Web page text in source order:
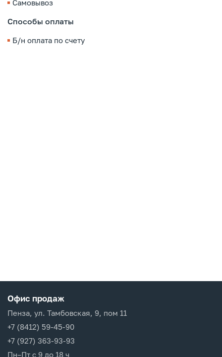
Самовывоз
Способы оплаты
Б/н оплата по счету
Офис продаж
Пенза, ул. Тамбовская, 9, пом 11
+7 (8412) 59-45-90
+7 (927) 363-93-93
Пн–Пт с 9 до 18 ч